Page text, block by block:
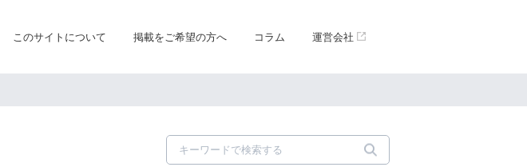
このサイトについて 掲載をご希望の方へ コラム 運営会社